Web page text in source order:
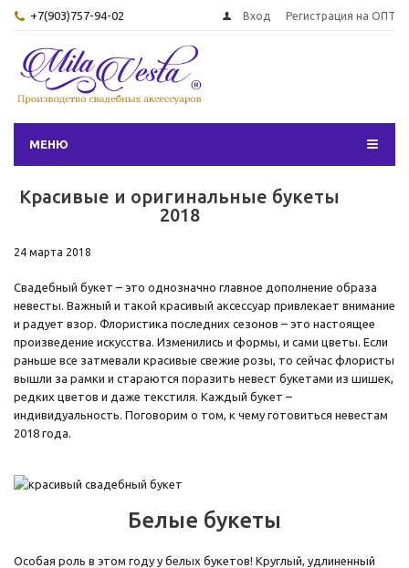
+7(903)757-94-02 Вход Регистрация на ОПТ
МЕНЮ
Красивые и оригинальные букеты
2018
24 марта 2018
Свадебный букет – это однозначно главное дополнение образа
невесты. Важный и такой красивый аксессуар привлекает внимание
и радует взор. Флористика последних сезонов – это настоящее
произведение искусства. Изменились и формы, и сами цветы. Если
раньше все затмевали красивые свежие розы, то сейчас флористы
вышли за рамки и стараются поразить невест букетами из шишек,
редких цветов и даже текстиля. Каждый букет –
индивидуальность. Поговорим о том, к чему готовиться невестам
2018 года.
Белые букеты
Особая роль в этом году у белых букетов! Круглый, удлиненный